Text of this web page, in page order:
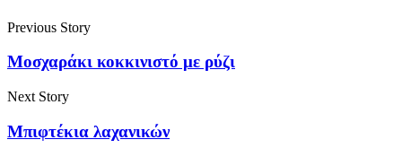
Previous Story
Μοσχαράκι κοκκινιστό με ρύζι
Next Story
Μπιφτέκια λαχανικών